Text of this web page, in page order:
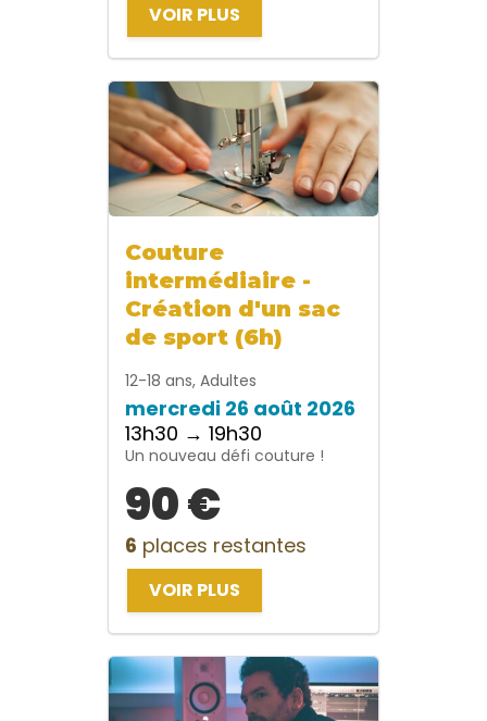
VOIR PLUS
Couture
intermédiaire -
Création d'un sac
de sport (6h)
12-18 ans, Adultes
mercredi 26 août 2026
13h30 → 19h30
Un nouveau défi couture !
90 €
6 places restantes
VOIR PLUS